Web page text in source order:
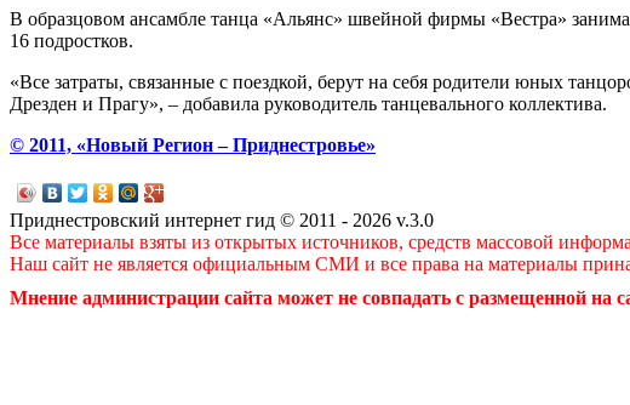
В образцовом ансамбле танца «Альянс» швейной фирмы «Вестра»
16 подростков.
«Все затраты, связанные с поездкой, берут на себя родители юных
Дрезден и Прагу», – добавила руководитель танцевального коллектива.
© 2011, «Новый Регион – Приднестровье»
Приднестровский интернет гид © 2011 - 2026 v.3.0
Все материалы взяты из открытых источников, средств массовой
Наш сайт не является официальным СМИ и все права на материалы
Мнение администрации сайта может не совпадать с размещенной на